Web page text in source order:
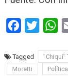
Facebook
Twitter
Tagged "Chiqui"
Moretti
Política